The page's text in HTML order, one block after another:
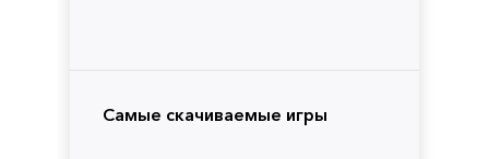
Самые скачиваемые игры